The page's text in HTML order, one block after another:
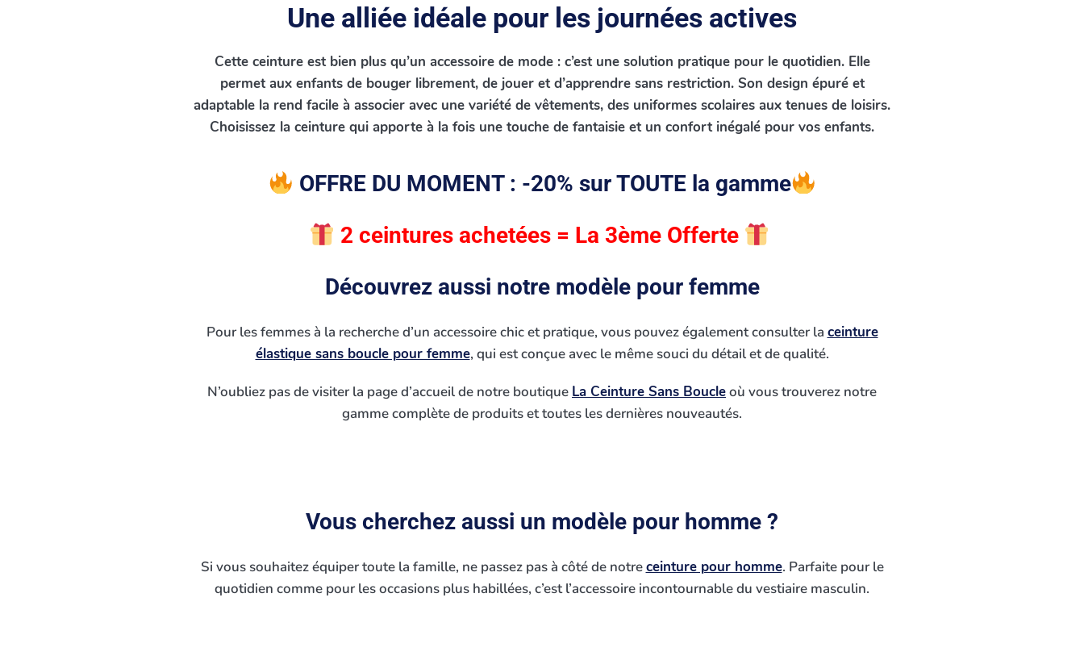
Une alliée idéale pour les journées actives
Cette ceinture est bien plus qu’un accessoire de mode : c’est une solution pratique pour le quotidien. Elle
permet aux enfants de bouger librement, de jouer et d’apprendre sans restriction. Son design épuré et
adaptable la rend facile à associer avec une variété de vêtements, des uniformes scolaires aux tenues de loisirs.
Choisissez la ceinture qui apporte à la fois une touche de fantaisie et un confort inégalé pour vos enfants.
OFFRE DU MOMENT : -20% sur TOUTE la gamme
2 ceintures achetées = La 3ème Offerte
Découvrez aussi notre modèle pour femme
Pour les femmes à la recherche d’un accessoire chic et pratique, vous pouvez également consulter la ceinture
élastique sans boucle pour femme, qui est conçue avec le même souci du détail et de qualité.
N’oubliez pas de visiter la page d’accueil de notre boutique La Ceinture Sans Boucleoù vous trouverez notre
gamme complète de produits et toutes les dernières nouveautés.
Vous cherchez aussi un modèle pour homme ?
Si vous souhaitez équiper toute la famille, ne passez pas à côté de notreceinture pour homme. Parfaite pour le
quotidien comme pour les occasions plus habillées, c’est l’accessoire incontournable du vestiaire masculin.